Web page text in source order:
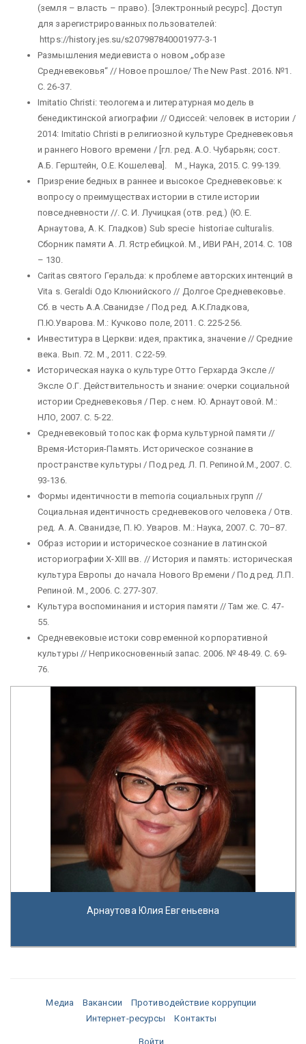
(земля – власть – право). [Электронный ресурс]. Доступ
для зарегистрированных пользователей:
https://history.jes.su/s207987840001977-3-1
Размышления медиевиста о новом „образе
Средневековья“ // Новое прошлое/ The New Past. 2016. №1.
С. 26-37.
Imitatio Christi: теологема и литературная модель в
бенедиктинской агиографии // Одиссей: человек в истории /
2014: Imitatio Christi в религиозной культуре Средневековья
и раннего Нового времени / [гл. ред. А.О. Чубарьян; сост.
А.Б. Герштейн, О.Е. Кошелева]. М., Наука, 2015. С. 99-139.
Призрение бедных в раннее и высокое Средневековье: к
вопросу о преимуществах истории в стиле истории
повседневности //. С. И. Лучицкая (отв. ред.) (Ю. Е.
Арнаутова, А. К. Гладков) Sub specie historiae culturalis.
Сборник памяти А. Л. Ястребицкой. М., ИВИ РАН, 2014. С. 108
– 130.
Caritas святого Геральда: к проблеме авторских интенций в
Vita s. Geraldi Одо Клюнийского // Долгое Средневековье.
Сб. в честь А.А.Сванидзе / Под ред. А.К.Гладкова,
П.Ю.Уварова. М.: Кучково поле, 2011. С. 225-256.
Инвеститура в Церкви: идея, практика, значение // Средние
века. Вып. 72. М., 2011. С 22-59.
Историческая наука о культуре Отто Герхарда Эксле //
Эксле О.Г. Действительность и знание: очерки социальной
истории Средневековья / Пер. с нем. Ю. Арнаутовой. М.:
НЛО, 2007. С. 5-22.
Средневековый топос как форма культурной памяти //
Время-История-Память. Историческое сознание в
пространстве культуры / Под ред. Л. П. Репиной.М., 2007. С.
93-136.
Формы идентичности в memoria социальных групп //
Социальная идентичность средневекового человека / Отв.
ред. А. А. Сванидзе, П. Ю. Уваров. М.: Наука, 2007. С. 70–87.
Образ истории и историческое сознание в латинской
историографии X-XIII вв. // История и память: историческая
культура Европы до начала Нового Времени / Под ред. Л.П.
Репиной. М., 2006. С. 277-307.
Культура воспоминания и история памяти // Там же. С. 47-
55.
Средневековые истоки современной корпоративной
культуры // Неприкосновенный запас. 2006. № 48-49. C. 69-
76.
Арнаутова Юлия Евгеньевна
Медиа Вакансии
Противодействие коррупции
Интернет-ресурсы
Контакты
Войти